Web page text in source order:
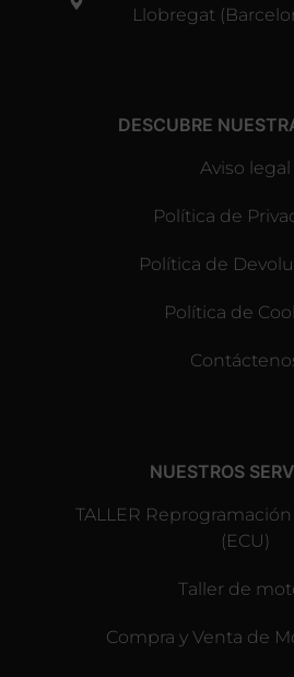
Llobregat
DESCUBRE
Aviso legal
Política de
Política de
Política de
NUESTROS
TALLER
(ECU)
Taller de
Compra y Venta de